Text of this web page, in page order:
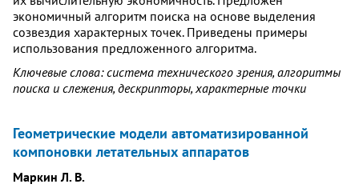
экономичный алгоритм поиска на основе выделения
созвездия характерных точек. Приведены примеры
использования предложенного алгоритма.
Ключевые слова: система технического зрения, алгоритмы
поиска и слежения, дескрипторы, характерные точки
Геометрические модели автоматизированной
компоновки летательных аппаратов
Маркин Л. В.